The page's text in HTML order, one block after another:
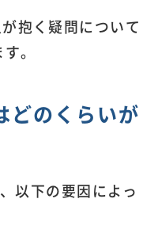
抱く疑問について
。
どのくらいが
以下の要因によっ